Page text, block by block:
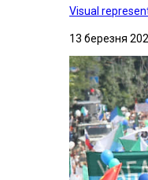
Visual
13 березня